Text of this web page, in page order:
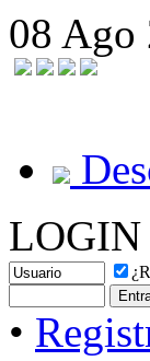
08 Ago
LOGIN
•